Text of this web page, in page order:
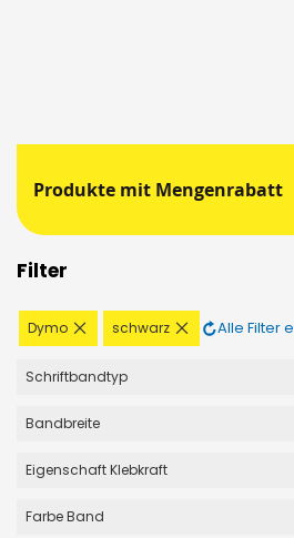
Produkte mit Mengenrabatt
Filter
Dymo
Diesen
Artikel
schwarz
Diesen
Artikel
Alle Filter
Schriftbandtyp
Bandbreite
Eigenschaft Klebkraft
Farbe Band